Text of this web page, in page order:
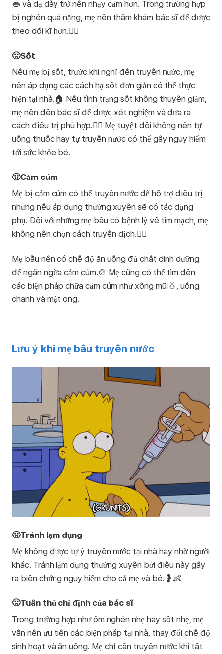
👄 và dạ dày trở nên nhạy cảm hơn. Trong trường hợp
bị nghén quá nặng, mẹ nên thăm khám bác sĩ để được
theo dõi kĩ hơn.👨‍⚕️
🤢Sốt
Nếu mẹ bị sốt, trước khi nghĩ đến truyền nước, mẹ
nên áp dụng các cách hạ sốt đơn giản có thể thực
hiện tại nhà.🏠 Nếu tình trạng sốt không thuyên giảm,
mẹ nên đến bác sĩ để được xét nghiệm và đưa ra
cách điều trị phù hợp.👨‍⚕️ Mẹ tuyệt đối không nên tự
uống thuốc hay tự truyền nước có thể gây nguy hiểm
tới sức khỏe bé.
🤢Cảm cúm
Mẹ bị cảm cúm có thể truyền nước để hỗ trợ điều trị
nhưng nếu áp dụng thường xuyên sẽ có tác dụng
phụ. Đối với những mẹ bầu có bệnh lý về tim mạch, mẹ
không nên chọn cách truyền dịch.🙅‍♀️
Mẹ bầu nên có chế độ ăn uống đủ chất dinh dưỡng
để ngăn ngừa cảm cúm.🍲 Mẹ cũng có thể tìm đến
các biện pháp chữa cảm cúm như xông mũi👃, uống
chanh và mật ong.
Lưu ý khi mẹ bầu truyền nước
🤢Tránh lạm dụng
Mẹ không được tự ý truyền nước tại nhà hay nhờ người
khác. Tránh lạm dụng thường xuyên bởi điều này gây
ra biến chứng nguy hiểm cho cả mẹ và bé.🤰👶
🤢Tuân thủ chỉ định của bác sĩ
Trong trường hợp như ốm nghén nhẹ hay sốt nhẹ, mẹ
vẫn nên ưu tiên các biện pháp tại nhà, thay đổi chế độ
sinh hoạt và ăn uống. Mẹ chỉ cần truyền nước khi tất